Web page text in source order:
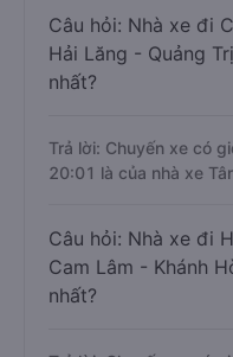
Câu hỏi: Nhà xe đi
Hải Lăng - Quảng
nhất?
Trả lời: Chuyến xe có
20:01 là của nhà xe
Câu hỏi: Nhà xe đi
Cam Lâm - Khánh
nhất?